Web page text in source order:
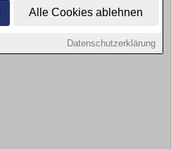
Alle Cookies ablehnen
Datenschutzerklärung